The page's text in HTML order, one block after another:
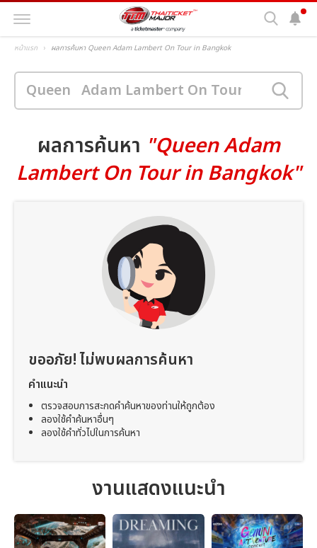
หน้าแรก ผลการค้นหา Queen Adam Lambert On Tour in Bangkok
ผลการค้นหา "Queen Adam
Lambert On Tour in Bangkok"
ขออภัย! ไม่พบผลการค้นหา
คำแนะนำ
ตรวจสอบการสะกดคำค้นหาของท่านให้ถูกต้อง
ลองใช้คำค้นหาอื่นๆ
ลองใช้คำทั่วไปในการค้นหา
งานแสดงแนะนำ